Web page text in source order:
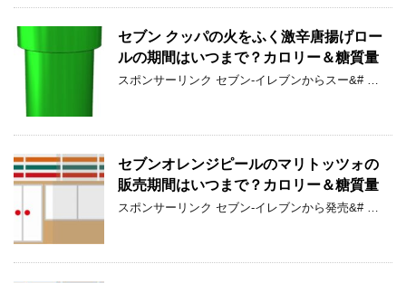
セブン クッパの火をふく激辛唐揚げロー
ルの期間はいつまで？カロリー＆糖質量
スポンサーリンク セブン-イレブンからスー&# …
セブンオレンジピールのマリトッツォの
販売期間はいつまで？カロリー＆糖質量
スポンサーリンク セブン-イレブンから発売&# …